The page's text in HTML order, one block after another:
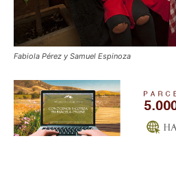
Fabiola Pérez y Samuel Espinoza